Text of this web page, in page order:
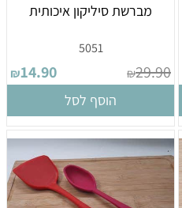
מברשת סיליקון איכותית
5051
₪29.90
₪14.90
הוסף לסל